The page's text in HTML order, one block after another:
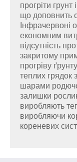
прогріти
що доповнить
Інфрачервоні
економним
відсутність
закритому
прогріву
теплих грядок
шарами
залишки
виробляють
виробляючи
кореневих